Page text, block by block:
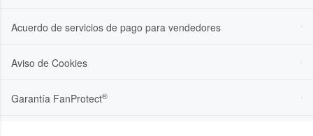
Acuerdo de servicios de pago para vendedores
Aviso de Cookies
Garantía FanProtect®